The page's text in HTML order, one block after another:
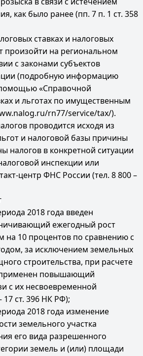
как было ранее (пп. 7 п. 1 ст. 358
ставках и налоговых
произойти на региональном
с законами субъектов
(подробную информацию
«Справочной
и льготах по имущественным
rn77/service/tax/).
проводится исходя из
и налоговой базы причины
налогов в конкретной ситуации
инспекции или
центр ФНС России (тел. 8 800 –
2018 года введен
ежегодный рост
на 10 процентов по сравнению с
за исключением земельных
строительства, при расчете
применен повышающий
с их несвоевременной
17 ст. 396 НК РФ);
2018 года изменение
земельного участка
его вида разрешенного
земель и (или) площади